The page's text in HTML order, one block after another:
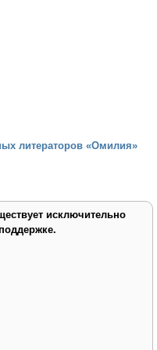
литераторов «Омилия»
исключительно